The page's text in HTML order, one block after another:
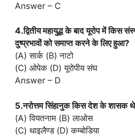
Answer – C
4.द्वितीय महायुद्ध के बाद यूरोप में किस
दुष्प्रभावों को समाप्त करने के लिए हुआ?
(A) सार्क (B) नाटो
(C) ओपेक (D) यूरोपीय संघ
Answer – D
5.नरोत्तम सिंहानुक किस देश के शासक
(A) वियतनाम (B) लाओस
(C) थाइलैण्ड (D) कम्बोडिया